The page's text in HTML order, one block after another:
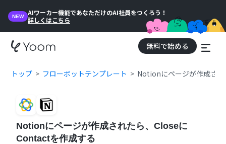
NEW
AIワーカー機能であなただけのAI社員をつくろう！
詳しくはこちら
無料で始める
トップ フローボットテンプレート Notionにページが作成さ
Notionにページが作成されたら、Closeに
Contactを作成する